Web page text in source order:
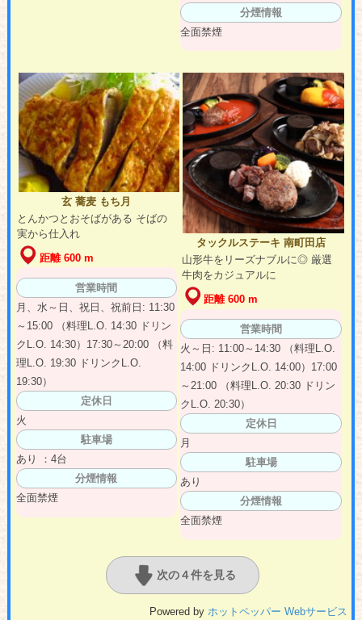
分煙情報
全面禁煙
玄 蕎麦 もち月
とんかつとおそばがある そばの
実から仕入れ
距離 600 m
営業時間
月、水～日、祝日、祝前日: 11:30
～15:00 （料理L.O. 14:30 ドリン
クL.O. 14:30）17:30～20:00 （料
理L.O. 19:30 ドリンクL.O.
19:30）
定休日
火
駐車場
あり ：4台
分煙情報
全面禁煙
タックルステーキ 南町田店
山形牛をリーズナブルに◎ 厳選
牛肉をカジュアルに
距離 600 m
営業時間
火～日: 11:00～14:30 （料理L.O.
14:00 ドリンクL.O. 14:00）17:00
～21:00 （料理L.O. 20:30 ドリン
クL.O. 20:30）
定休日
月
駐車場
あり
分煙情報
全面禁煙
次の４件を見る
Powered by ホットペッパー Webサービス